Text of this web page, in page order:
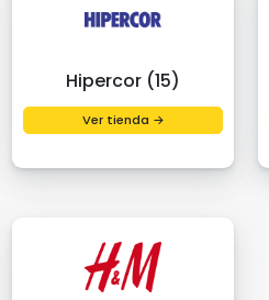
Hipercor (15)
Ver tienda →